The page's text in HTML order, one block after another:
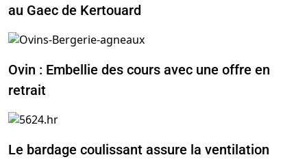
au Gaec de Kertouard
Ovin : Embellie des cours avec une offre en
retrait
Le bardage coulissant assure la ventilation